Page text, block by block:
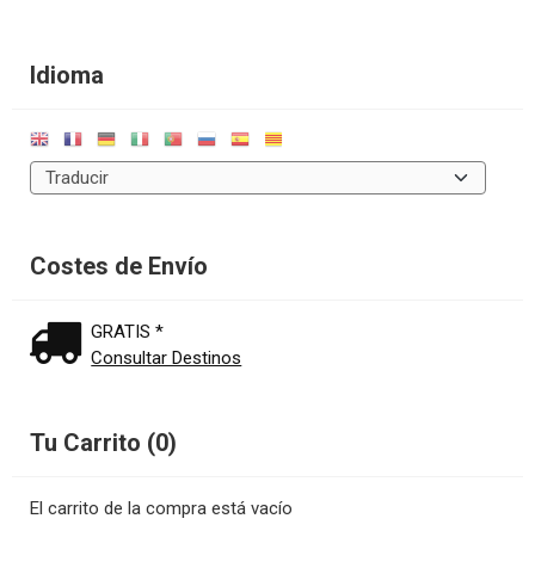
Idioma
Costes de Envío
GRATIS *
Consultar Destinos
Tu Carrito (0)
El carrito de la compra está vacío